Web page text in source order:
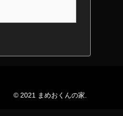
© 2021 まめおくんの家.